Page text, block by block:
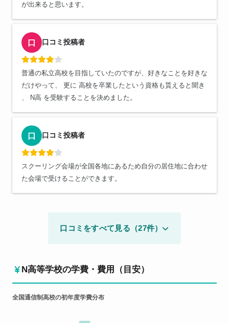
が出来ると思います。
口 口コミ投稿者
普通の私立高校を目指していたのですが、好きなことを好きな
だけやって、 更に 高校を卒業したという資格も貰えると聞き
、 N高 を受験することを決めました。
口 口コミ投稿者
スクーリング会場が全国各地にあるため自分の居住地に合わせ
た会場で受けることができます。
口コミをすべて見る（27件）
N高等学校の学費・費用（目安）
全国通信制高校の初年度学費分布